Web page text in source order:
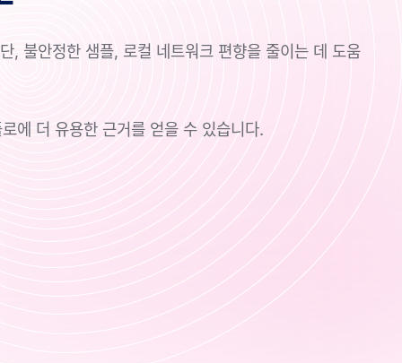
, 불안정한 샘플, 로컬 네트워크 편향을 줄이는 데 도움
에 더 유용한 근거를 얻을 수 있습니다.